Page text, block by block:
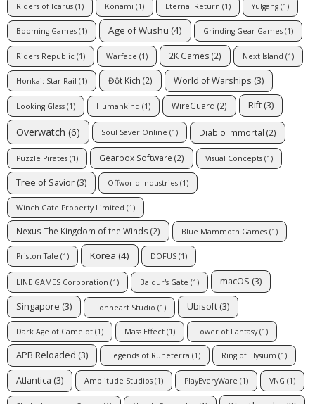
Riders of Icarus (1) Konami (1) Eternal Return (1) Yulgang (1)
Booming Games (1) Age of Wushu (4) Grinding Gear Games (1)
Riders Republic (1) Warface (1) 2K Games (2) Next Island (1)
Honkai: Star Rail (1) Đột Kích (2) World of Warships (3)
Looking Glass (1) Humankind (1) WireGuard (2) Rift (3)
Overwatch (6) Soul Saver Online (1) Diablo Immortal (2)
Puzzle Pirates (1) Gearbox Software (2) Visual Concepts (1)
Tree of Savior (3) Offworld Industries (1)
Winch Gate Property Limited (1)
Nexus The Kingdom of the Winds (2) Blue Mammoth Games (1)
Priston Tale (1) Korea (4) DOFUS (1)
LINE GAMES Corporation (1) Baldur's Gate (1) macOS (3)
Singapore (3) Lionheart Studio (1) Ubisoft (3)
Dark Age of Camelot (1) Mass Effect (1) Tower of Fantasy(1)
APB Reloaded (3) Legends of Runeterra (1) Ring of Elysium (1)
Atlantica (3) Amplitude Studios (1) PlayEveryWare (1) VNG (1)